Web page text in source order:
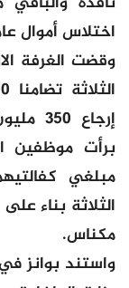
اختلاس أموال
وقضت الغرفة
برأت موظفين
مبلغي
الثلاثة بناء
مكناس.
واستند بوانز